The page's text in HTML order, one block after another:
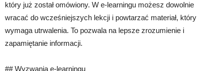
który już został omówiony. W e-learningu możesz dowolnie
wracać do wcześniejszych lekcji i powtarzać materiał, który
wymaga utrwalenia. To pozwala na lepsze zrozumienie i
zapamiętanie informacji.
## Wyzwania e-learningu